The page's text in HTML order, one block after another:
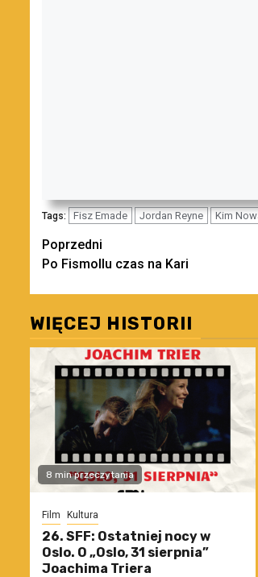
Tags: Fisz Emade Jordan Reyne Kim
Zobacz
wpisy
Poprzedni
Po Fismollu czas na Kari
WIĘCEJ HISTORII
8 min przeczytania
Film Kultura
26. SFF: Ostatniej nocy w
Oslo. O „Oslo, 31 sierpnia”
Joachima Triera